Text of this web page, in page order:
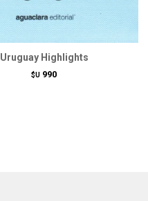
Uruguay Highlights
$U 990